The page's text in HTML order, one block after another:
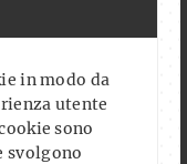
in modo da
utente
sono
svolgono